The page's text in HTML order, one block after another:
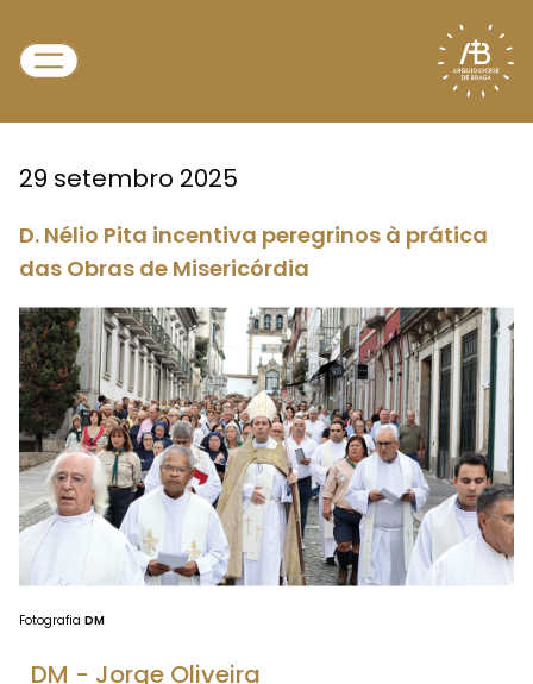
29 setembro 2025
D. Nélio Pita incentiva peregrinos à prática
das Obras de Misericórdia
Fotografia DM
DM - Jorge Oliveira